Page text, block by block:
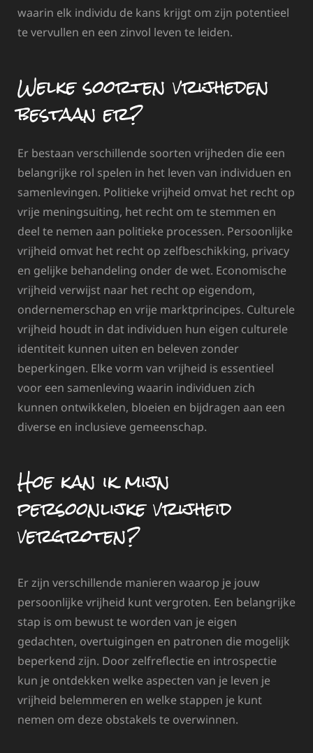
waarin elk individu de kans krijgt om zijn potentieel
te vervullen en een zinvol leven te leiden.
Welke soorten vrijheden
bestaan er?
Er bestaan verschillende soorten vrijheden die een
belangrijke rol spelen in het leven van individuen en
samenlevingen. Politieke vrijheid omvat het recht op
vrije meningsuiting, het recht om te stemmen en
deel te nemen aan politieke processen. Persoonlijke
vrijheid omvat het recht op zelfbeschikking, privacy
en gelijke behandeling onder de wet. Economische
vrijheid verwijst naar het recht op eigendom,
ondernemerschap en vrije marktprincipes. Culturele
vrijheid houdt in dat individuen hun eigen culturele
identiteit kunnen uiten en beleven zonder
beperkingen. Elke vorm van vrijheid is essentieel
voor een samenleving waarin individuen zich
kunnen ontwikkelen, bloeien en bijdragen aan een
diverse en inclusieve gemeenschap.
Hoe kan ik mijn
persoonlijke vrijheid
vergroten?
Er zijn verschillende manieren waarop je jouw
persoonlijke vrijheid kunt vergroten. Een belangrijke
stap is om bewust te worden van je eigen
gedachten, overtuigingen en patronen die mogelijk
beperkend zijn. Door zelfreflectie en introspectie
kun je ontdekken welke aspecten van je leven je
vrijheid belemmeren en welke stappen je kunt
nemen om deze obstakels te overwinnen.